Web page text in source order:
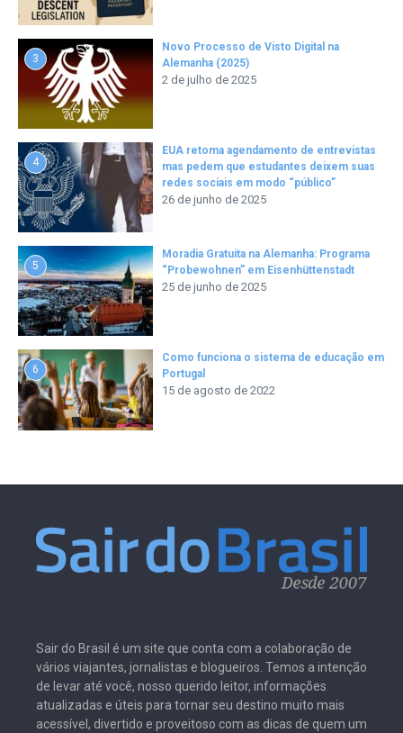
3
Novo Processo de Visto Digital na
Alemanha (2025)
2 de julho de 2025
4
EUA retoma agendamento de entrevistas
mas pedem que estudantes deixem suas
redes sociais em modo “público”
26 de junho de 2025
5
Moradia Gratuita na Alemanha: Programa
“Probewohnen” em Eisenhüttenstadt
25 de junho de 2025
6
Como funciona o sistema de educação em
Portugal
15 de agosto de 2022
Sair do Brasil é um site que conta com a colaboração de
vários viajantes, jornalistas e blogueiros. Temos a intenção
de levar até você, nosso querido leitor, informações
atualizadas e úteis para tornar seu destino muito mais
acessível, divertido e proveitoso com as dicas de quem um